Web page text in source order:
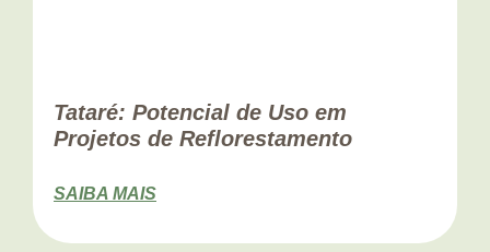
Tataré: Potencial de Uso em
Projetos de Reflorestamento
SAIBA MAIS